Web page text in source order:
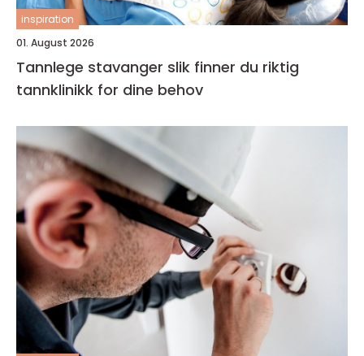
inspiration
01. August 2026
Tannlege stavanger slik finner du riktig
tannklinikk for dine behov